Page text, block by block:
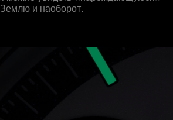
Землю и наоборот.